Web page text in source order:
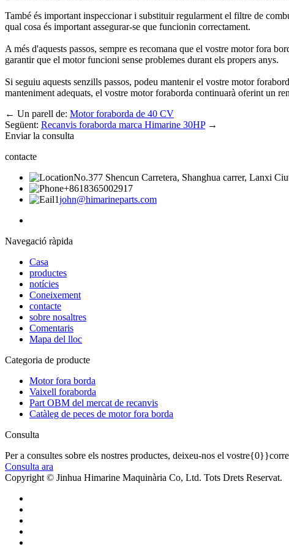
També és important inspeccionar i substituir regularment el filtre de
qual cosa és important assegurar-se que funcionin correctament.
A més d'aquests passos, sempre es recomana que el vostre motor fora
garantir que el motor funcioni sense problemes durant els propers anys.
Si seguiu aquests senzills passos, podeu mantenir el vostre motor
manteniment adequats, el vostre motor foraborda continuarà oferint un
← Un parell de: Motor foraborda de 40 CV
Següent: Recanvis foraborda marca Himarine 30HP →
Enviar la consulta
contacte
No.377 Shencun Carretera, Shanghua carrer, Lanxi
+8618365002917
john@himarineparts.com
Navegació ràpida
Casa
productes
notícies
Coneixement
contacte
sobre nosaltres
Comentaris
Mapa del lloc
Categoria de producte
Motor fora borda
Vaixell foraborda
Part OBM del mercat de recanvis
Catàleg de peces de motor fora borda
Consulta
Per a consultes sobre els nostres productes, deixeu-nos el
Consulta ara
Copyright © Jinhua Himarine Maquinària Co, Ltd. Tots Drets Reservat.